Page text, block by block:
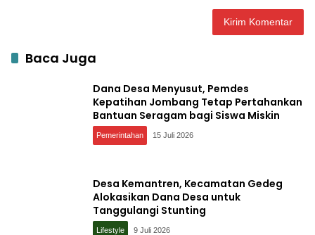
Baca Juga
Dana Desa Menyusut, Pemdes
Kepatihan Jombang Tetap Pertahankan
Bantuan Seragam bagi Siswa Miskin
Pemerintahan 15 Juli 2026
Desa Kemantren, Kecamatan Gedeg
Alokasikan Dana Desa untuk
Tanggulangi Stunting
Lifestyle 9 Juli 2026